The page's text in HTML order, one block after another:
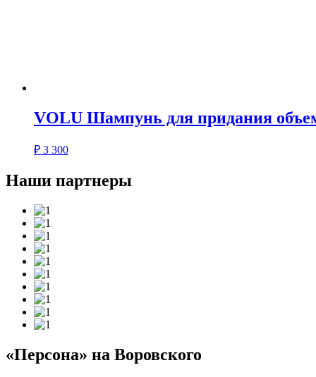
VOLU Шампунь для придания
₽ 3 300
Наши партнеры
«Персона» на Воровского